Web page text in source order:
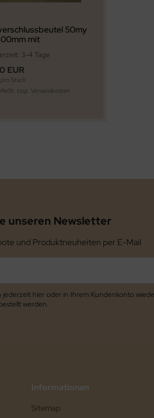
50my
mit
3-4 Tage
EUR
Stück
zzgl. Versandkosten
unseren Newsletter
und Produktneuheiten per E-Mail
jederzeit hier oder in Ihrem Kundenkonto
werden.
Informationen
Sitemap